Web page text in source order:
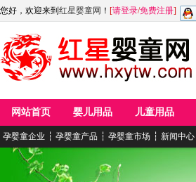
您好，欢迎来到 红星婴童网 ！ [请登录/免费注册]
网站首页 婴儿用品 儿童用品
孕婴童企业 ┆ 孕婴童产品 ┆ 孕婴童市场 ┆ 新闻中心